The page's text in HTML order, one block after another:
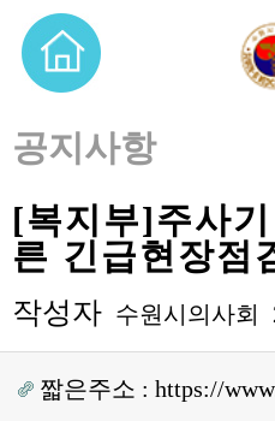
공지사항
[복지부]주사
른 긴급현장점
작성자 수원시의사회
짧은주소 : https://